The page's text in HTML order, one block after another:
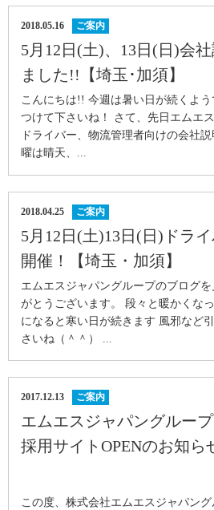
2018.05.16 ご案内
5月12日(土)、13日(日)会
ました!!【埼玉･加須】
こんにちは!! 今週は暑い日が続くよ
つけて下さいね！ さて、先日エムエ
ドライバー、物流管理者向けの会社
曜は晴天、...
2018.04.25 ご案内
5月12日(土)13日(日)ドラ
開催！【埼玉・加須】
エムエスジャパングループのブログ
がとうございます。 段々と暖かくな
になると寒い日が続きます 風邪など
さいね（＾＾） ...
2017.12.13 ご案内
エムエスジャパングループ
採用サイトOPENのお知ら
この度、株式会社エムエスジャパン